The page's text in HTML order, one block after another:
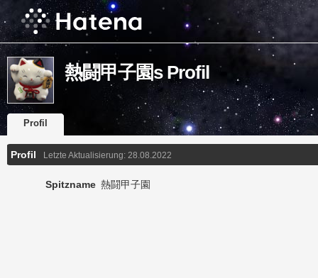
熱闘甲子園s Profil
Profil
Profil Letzte Aktualisierung: 28.08.2022
Spitzname 熱闘甲子園